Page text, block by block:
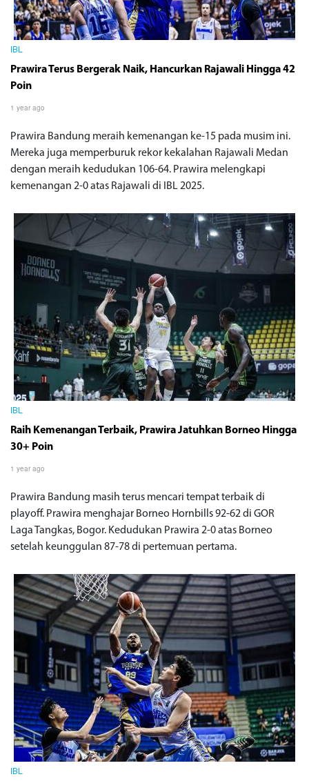
IBL
Prawira Terus Bergerak Naik, Hancurkan Rajawali Hingga 42
Poin
1 year ago
Prawira Bandung meraih kemenangan ke-15 pada musim ini.
Mereka juga memperburuk rekor kekalahan Rajawali Medan
dengan meraih kedudukan 106-64. Prawira melengkapi
kemenangan 2-0 atas Rajawali di IBL 2025.
IBL
Raih Kemenangan Terbaik, Prawira Jatuhkan Borneo Hingga
30+ Poin
1 year ago
Prawira Bandung masih terus mencari tempat terbaik di
playoff. Prawira menghajar Borneo Hornbills 92-62 di GOR
Laga Tangkas, Bogor. Kedudukan Prawira 2-0 atas Borneo
setelah keunggulan 87-78 di pertemuan pertama.
IBL